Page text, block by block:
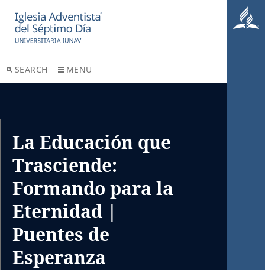
SEARCH MENU
La Educación que
Trasciende:
Formando para la
Eternidad |
Puentes de
Esperanza